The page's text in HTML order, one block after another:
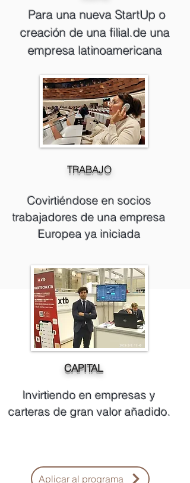
Para una nueva StartUp o
creación de una filial.de una
empresa latinoamericana
TRABAJO
Covirtiéndose en socios
trabajadores de una empresa
Europea ya iniciada
CAPITAL
Invirtiendo en empresas y
carteras de gran valor añadido.
Aplicar al programa